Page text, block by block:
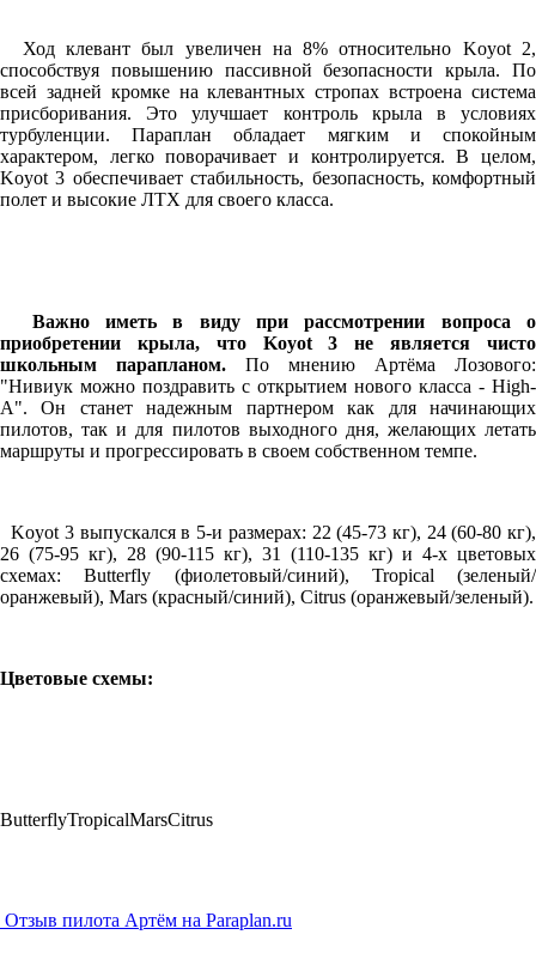
Ход клевант был увеличен на 8% относительно Koyot 2,
способствуя повышению пассивной безопасности крыла. По
всей задней кромке на клевантных стропах встроена система
присборивания. Это улучшает контроль крыла в условиях
турбуленции. Параплан обладает мягким и спокойным
характером, легко поворачивает и контролируется. В целом,
Koyot 3 обеспечивает стабильность, безопасность, комфортный
полет и высокие ЛТХ для своего класса.
Важно иметь в виду при рассмотрении вопроса о
приобретении крыла, что Koyot 3 не является чисто
школьным парапланом. По мнению Артёма Лозового:
"Нивиук можно поздравить с открытием нового класса - High-
A". Он станет надежным партнером как для начинающих
пилотов, так и для пилотов выходного дня, желающих летать
маршруты и прогрессировать в своем собственном темпе.
Koyot 3 выпускался в 5-и размерах: 22 (45-73 кг), 24 (60-80 кг),
26 (75-95 кг), 28 (90-115 кг), 31 (110-135 кг) и 4-х цветовых
схемах: Butterfly (фиолетовый/синий), Tropical (зеленый/
оранжевый), Mars (красный/синий), Citrus (оранжевый/зеленый).
Цветовые схемы:
ButterflyTropicalMarsCitrus
Отзыв пилота Артём на Paraplan.ru